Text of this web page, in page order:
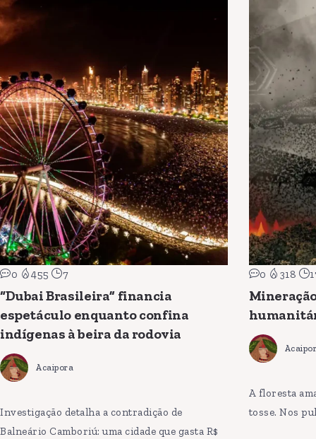
0 455 7
“Dubai Brasileira” financia
espetáculo enquanto confina
indígenas à beira da rodovia
Acaipora
Investigação detalha a contradição de
Balneário Camboriú: uma cidade que gasta R$
0 318
A floresta
tosse. Nos